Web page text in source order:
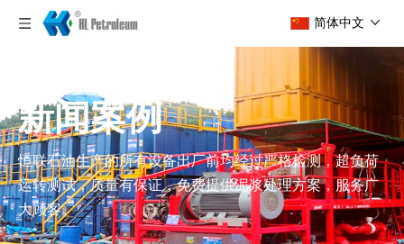
简体中文
新闻案例
恒联石油生产的所有设备出厂前均经过严格检测，超负荷
运转测试，质量有保证，免费提供泥浆处理方案，服务广
大顾客。